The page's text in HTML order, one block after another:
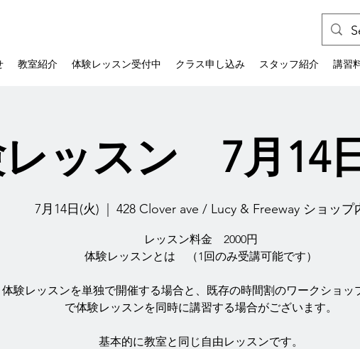
教室紹介 体験レッスン受付中 クラス申し込み スタッフ紹介 講習
レッスン 7月
7月14日(火) 428 Clover ave / Lucy & Freeway ショップ
レッスン料金 2000円
体験レッスンとは （1回のみ受講可能です）
体験レッスンを単独で開催する場合と、既存の時間割のワークショッ
で体験レッスンを同時に講習する場合がございます。
基本的に教室と同じ自由レッスンです。